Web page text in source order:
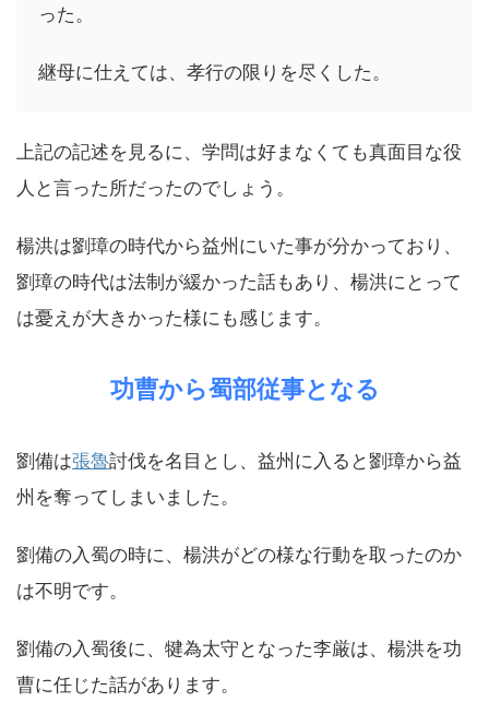
った。
継母に仕えては、孝行の限りを尽くした。
上記の記述を見るに、学問は好まなくても真面目な役
人と言った所だったのでしょう。
楊洪は劉璋の時代から益州にいた事が分かっており、
劉璋の時代は法制が緩かった話もあり、楊洪にとって
は憂えが大きかった様にも感じます。
功曹から蜀部従事となる
劉備は張魯討伐を名目とし、益州に入ると劉璋から益
州を奪ってしまいました。
劉備の入蜀の時に、楊洪がどの様な行動を取ったのか
は不明です。
劉備の入蜀後に、犍為太守となった李厳は、楊洪を功
曹に任じた話があります。